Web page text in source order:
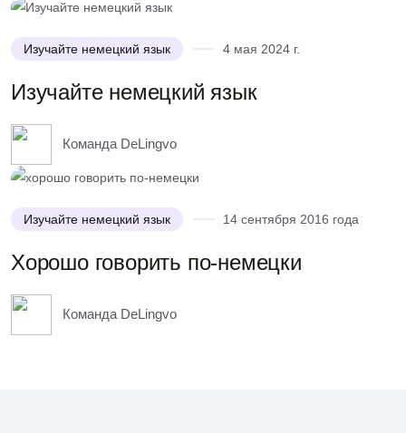
Изучайте немецкий язык 4 мая 2024 г.
Изучайте немецкий язык
Команда DeLingvo
Изучайте немецкий язык 14 сентября 2016 года
Хорошо говорить по-немецки
Команда DeLingvo